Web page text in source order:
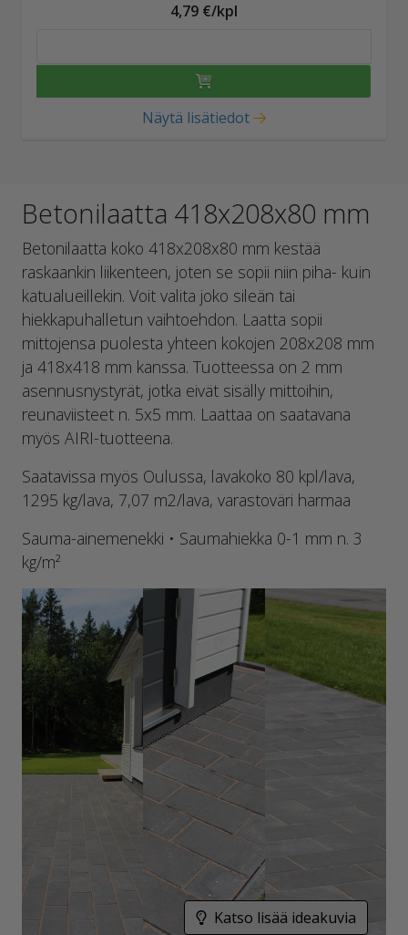
4,79 €/kpl
Näytä lisätiedot
Betonilaatta 418x208x80 mm
Betonilaatta koko 418x208x80 mm kestää
raskaankin liikenteen, joten se sopii niin piha- kuin
katualueillekin. Voit valita joko sileän tai
hiekkapuhalletun vaihtoehdon. Laatta sopii
mittojensa puolesta yhteen kokojen 208x208 mm
ja 418x418 mm kanssa. Tuotteessa on 2 mm
asennusnystyrät, jotka eivät sisälly mittoihin,
reunaviisteet n. 5x5 mm. Laattaa on saatavana
myös AIRI-tuotteena.
Saatavissa myös Oulussa, lavakoko 80 kpl/lava,
1295 kg/lava, 7,07 m2/lava, varastoväri harmaa
Sauma-ainemenekki • Saumahiekka 0-1 mm n. 3
kg/m²
Katso lisää ideakuvia